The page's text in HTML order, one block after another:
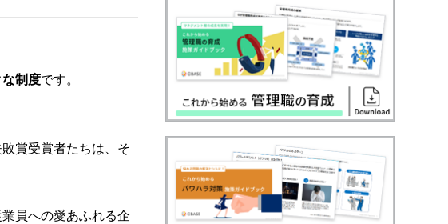
制度です。
賞受賞者たちは、そ
員への愛あふれる企